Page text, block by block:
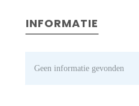
INFORMATIE
Geen informatie gevonden